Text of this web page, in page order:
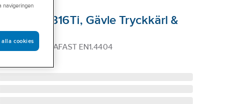
AB
stål, 316Ti, Gävle Tryckkärl &
SYRAFAST EN1.4404
navigeringen
alla cookies